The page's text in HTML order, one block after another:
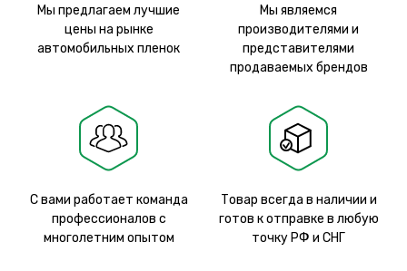
Мы предлагаем лучшие
цены на рынке
автомобильных пленок
Мы являемся
производителями и
представителями
продаваемых брендов
С вами работает команда
профессионалов с
многолетним опытом
Товар всегда в наличии и
готов к отправке в любую
точку РФ и СНГ